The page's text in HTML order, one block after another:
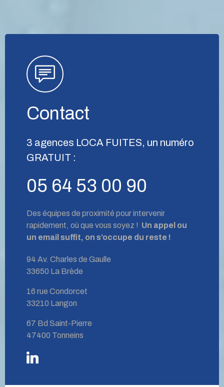
Contact
3 agences LOCA FUITES, un numéro
GRATUIT :
05 64 53 00 90
Des équipes de proximité pour intervenir
rapidement, où que vous soyez ! Un appel ou
un email suffit, on s’occupe du reste !
94 Av. Charles de Gaulle
33650 La Brède
16 rue Condorcet
33210 Langon
67 Bd Saint-Pierre
47400 Tonneins